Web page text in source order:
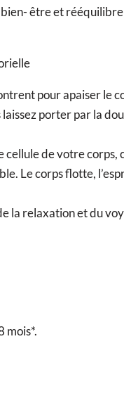
bien- être et
pour apaiser le
porter par la
cellule de votre corps,
Le corps flotte,
la relaxation et du
mois*.